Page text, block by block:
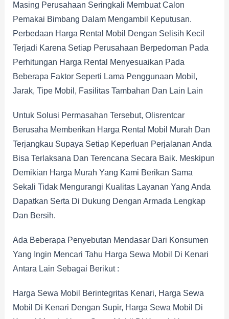
Masing Perusahaan Seringkali Membuat Calon
Pemakai Bimbang Dalam Mengambil Keputusan.
Perbedaan Harga Rental Mobil Dengan Selisih Kecil
Terjadi Karena Setiap Perusahaan Berpedoman Pada
Perhitungan Harga Rental Menyesuaikan Pada
Beberapa Faktor Seperti Lama Penggunaan Mobil,
Jarak, Tipe Mobil, Fasilitas Tambahan Dan Lain Lain
Untuk Solusi Permasahan Tersebut, Olisrentcar
Berusaha Memberikan Harga Rental Mobil Murah Dan
Terjangkau Supaya Setiap Keperluan Perjalanan Anda
Bisa Terlaksana Dan Terencana Secara Baik. Meskipun
Demikian Harga Murah Yang Kami Berikan Sama
Sekali Tidak Mengurangi Kualitas Layanan Yang Anda
Dapatkan Serta Di Dukung Dengan Armada Lengkap
Dan Bersih.
Ada Beberapa Penyebutan Mendasar Dari Konsumen
Yang Ingin Mencari Tahu Harga Sewa Mobil Di Kenari
Antara Lain Sebagai Berikut :
Harga Sewa Mobil Berintegritas Kenari, Harga Sewa
Mobil Di Kenari Dengan Supir, Harga Sewa Mobil Di